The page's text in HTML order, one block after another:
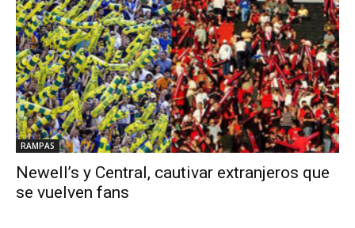
RAMPAS
Newell’s y Central, cautivar extranjeros que
se vuelven fans